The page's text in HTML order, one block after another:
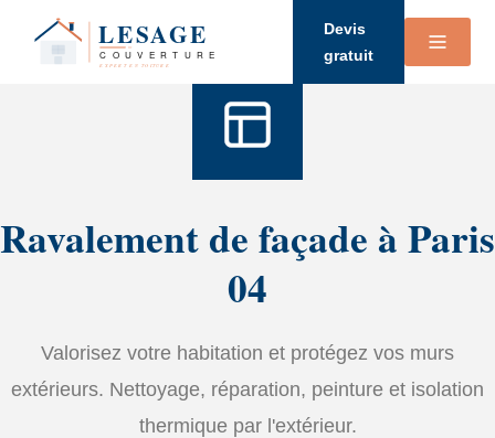
Devis
gratuit
Ravalement de façade à Paris
04
Valorisez votre habitation et protégez vos murs
extérieurs. Nettoyage, réparation, peinture et isolation
thermique par l'extérieur.